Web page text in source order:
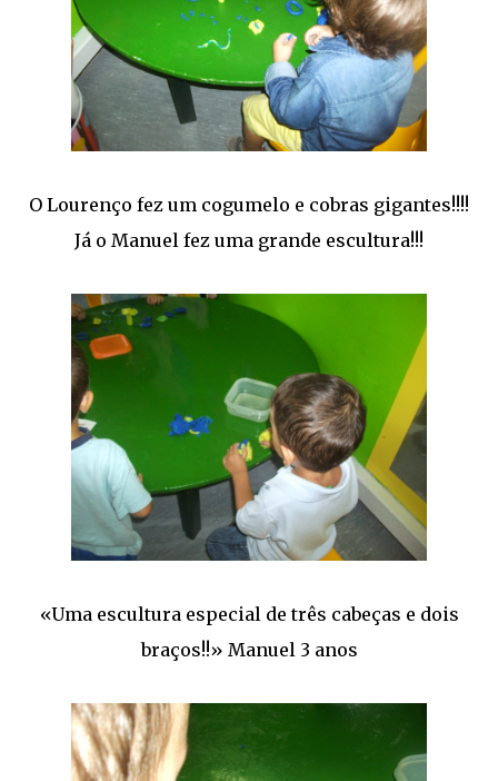
O Lourenço fez um cogumelo e cobras gigantes!!!!
Já o Manuel fez uma grande escultura!!!
«Uma escultura especial de três cabeças e dois
braços!!» Manuel 3 anos